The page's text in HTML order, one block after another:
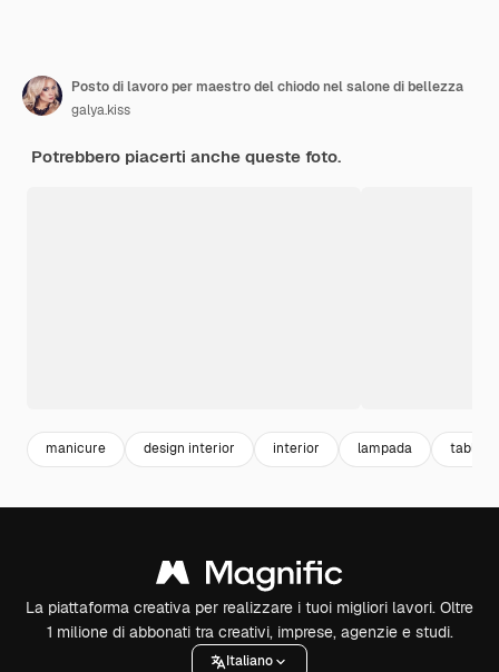
Posto di lavoro per maestro del chiodo nel salone di bellezza
galya.kiss
Potrebbero piacerti anche queste foto.
manicure design interior interior lampada table
La piattaforma creativa per realizzare i tuoi migliori lavori. Oltre
1 milione di abbonati tra creativi, imprese, agenzie e studi.
Italiano